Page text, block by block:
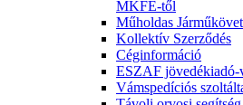
MKFE-től
Műholdas
Kollektív Szerződés
Céginformáció
ESZAF jövedékiadó-
Vámspedíciós